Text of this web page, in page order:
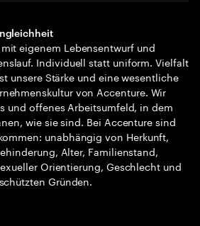
eigenem Lebensentwurf und
Individuell statt uniform. Vielfalt
unsere Stärke und eine wesentliche
von Accenture. Wir
und offenes Arbeitsumfeld, in dem
wie sie sind. Bei Accenture sind
unabhängig von Herkunft,
Alter, Familienstand,
Orientierung, Geschlecht und
Gründen.